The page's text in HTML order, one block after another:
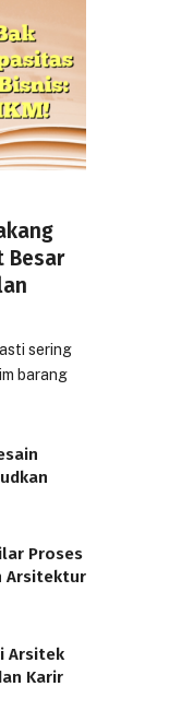
Besar
sering
barang
Proses
Arsitektur
Arsitek
Karir